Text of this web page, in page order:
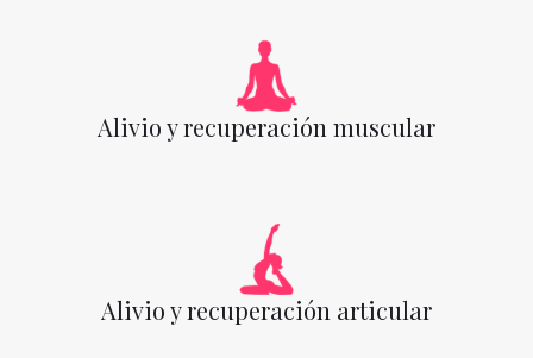
Alivio y recuperación muscular
Alivio y recuperación articular